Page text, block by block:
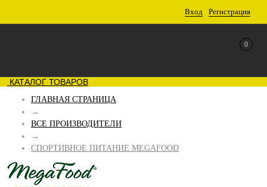
Вход Регистрация
0
КАТАЛОГ ТОВАРОВ
ГЛАВНАЯ СТРАНИЦА
→
ВСЕ ПРОИЗВОДИТЕЛИ
→
СПОРТИВНОЕ ПИТАНИЕ MEGAFOOD